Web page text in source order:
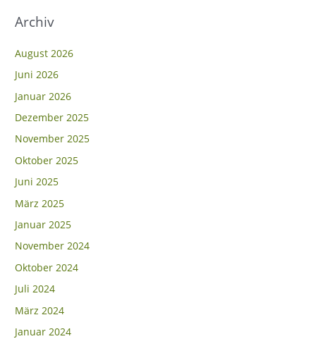
:Archiv
August 2026
Juni 2026
Januar 2026
Dezember 2025
November 2025
Oktober 2025
Juni 2025
März 2025
Januar 2025
November 2024
Oktober 2024
Juli 2024
März 2024
Januar 2024